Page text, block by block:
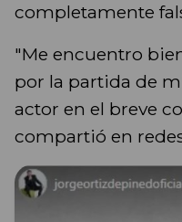
completamente
"Me encuentro
por la partida de
actor en el breve
compartió en